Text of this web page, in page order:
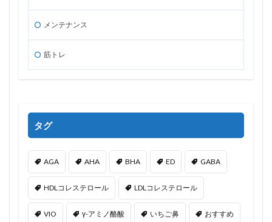
メンテナンス
筋トレ
タグ
AGA AHA BHA ED GABA
HDLコレステロール LDLコレステロール
VIO γ-アミノ酪酸 いちご鼻 おすすめ